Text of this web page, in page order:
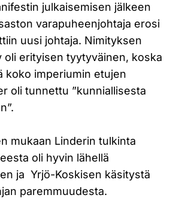
julkaisemisen jälkeen
varapuheenjohtaja erosi
uusi johtaja. Nimityksen
oli erityisen tyytyväinen, koska
koko imperiumin etujen
oli tunnettu ”kunniallisesta
mukaan Linderin tulkinta
oli hyvin lähellä
ja Yrjö-Koskisen käsitystä
paremmuudesta.